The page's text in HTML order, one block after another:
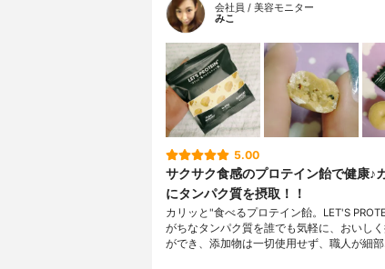
会社員 / 美容モニター
みこ
5.00
サクサク食感のプロテイン飴で健康♪
にタンパク質を摂取！！
カリッと"食べるプロテイン飴。LET'S
がちなタンパク質を誰でも気軽に、おいし
ができ、添加物は一切使用せず、職人が細